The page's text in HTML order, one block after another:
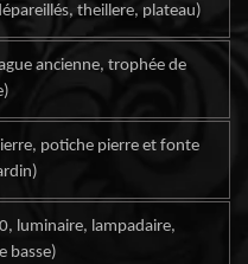
theillere, plateau)
ancienne, trophée de
potiche pierre et fonte
luminaire, lampadaire,
basse)